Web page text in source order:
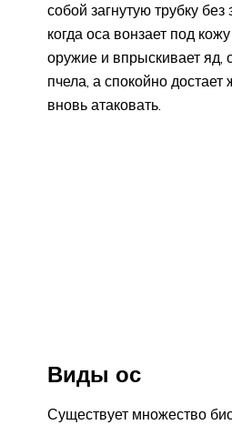
собой загнутую трубку без
когда оса вонзает под
оружие и впрыскивает яд,
пчела, а спокойно
вновь атаковать.
Виды ос
Существует множество